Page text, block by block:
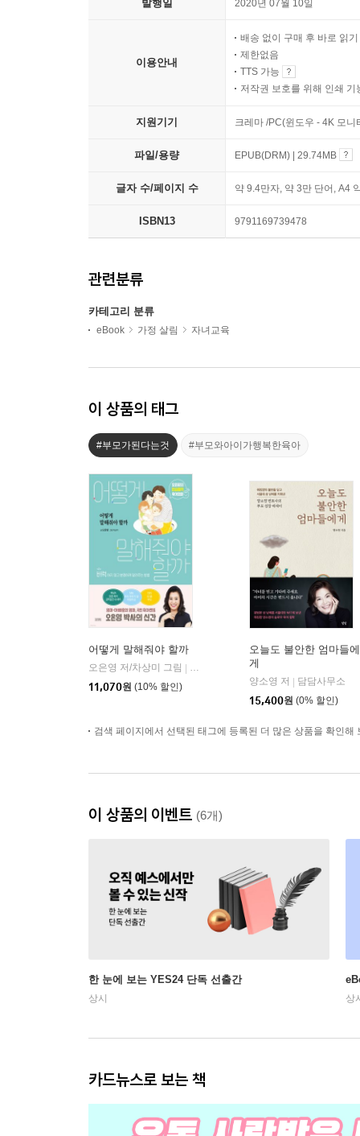
발행일 2020년 07월 10일
이용안내
배송 없이 구매 후 바로 읽기
제한없음
TTS 가능
저작권 보호를 위해 인쇄 기
지원기기 크레마 /PC(윈도우 - 4K 모
파일/용량 EPUB(DRM) | 29.74MB
글자 수/페이지 수 약 9.4만자, 약 3만 단어, A4
ISBN13 9791169739478
관련분류
카테고리 분류
eBook 가정 살림 자녀교육
이 상품의 태그
#부모가된다는것 #부모와아이가행복한육아
어떻게 말해줘야 할까
오은영 저/차상미 그림 |
11,070원 (10% 할인)
오늘도 불안한 엄마들에
게
양소영 저 | 담담사무소
15,400원 (0% 할인)
검색 페이지에서 선택된 태그에 등록된 더 많은 상품을 확인해
이 상품의 이벤트 (6개)
한 눈에 보는 YES24 단독 선출간
상시 상
카드뉴스로 보는 책